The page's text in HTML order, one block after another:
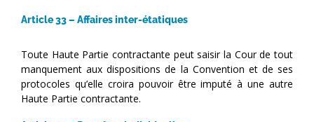
Article 33 – Affaires inter-étatiques
Toute Haute Partie contractante peut saisir la Cour de tout
manquement aux dispositions de la Convention et de ses
protocoles qu’elle croira pouvoir être imputé à une autre
Haute Partie contractante.